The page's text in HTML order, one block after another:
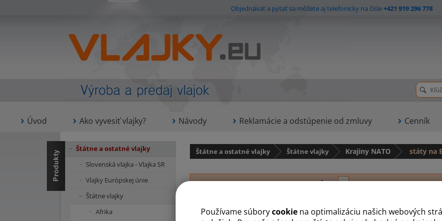
Používame súborycookie na optimalizáciu našich webových
Objednávať a pýtať sa môžete aj telefonicky na čísle+421 919 296 778
Úvod Ako vyvesiť vlajky? Návody Reklamácie a odstúpenie od zmluvy Cenník
Štátne a ostatné vlajky Štátne vlajky Krajiny NATO státy na
A B Č D E F G H I K L M N P
Estónsko
Štátne a ostatné vlajky
Slovenská vlajka - Vlajka SR
Vlajky Európskej únie
Štátne vlajky
Afrika